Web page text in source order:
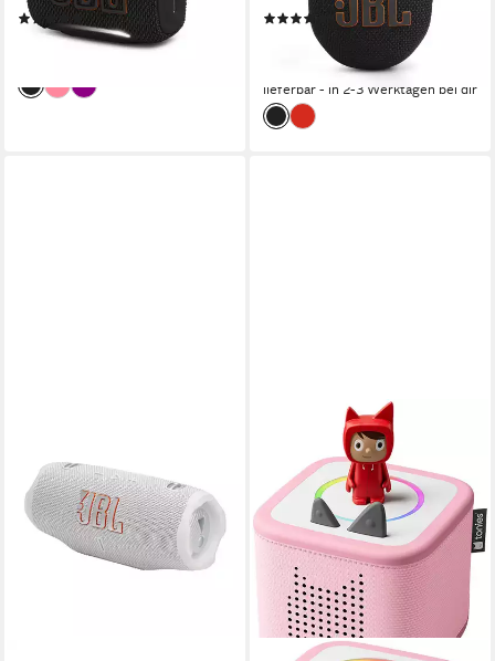
(5)
49,99 €
(10)
59,00 € 69,99 €
lieferbar - in 2-3 Werktagen bei dir